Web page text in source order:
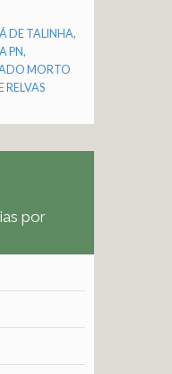
DE TALINHA,
PN,
MORTO
RELVAS
por